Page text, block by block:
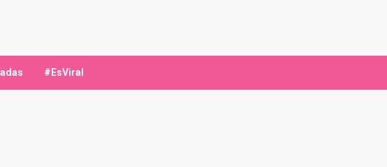
#EsViral